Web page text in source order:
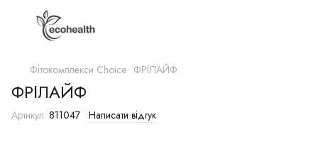
Фітокомплекси Сhoice ФРІЛАЙФ
ФРІЛАЙФ
Артикул: 811047 Написати відгук